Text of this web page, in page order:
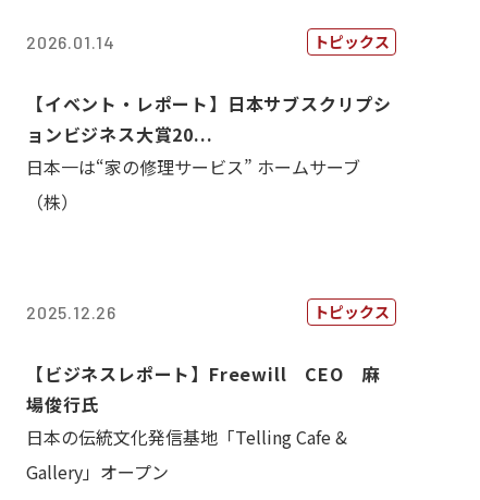
2026.01.14 トピックス
【イベント・レポート】日本サブスクリプシ
ョンビジネス大賞20...
日本一は“家の修理サービス” ホームサーブ
（株）
2025.12.26 トピックス
【ビジネスレポート】Freewill CEO 麻
場俊行氏
日本の伝統文化発信基地「Telling Cafe &
Gallery」オープン